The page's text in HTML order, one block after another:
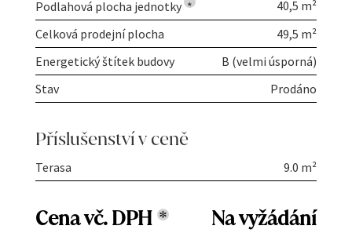
Podlahová plocha jednotky *
40,5 m²
Celková prodejní plocha
49,5 m²
Energetický štítek budovy
B (velmi úsporná)
Stav
Prodáno
Příslušenství v ceně
Terasa 9.0 m²
Cena vč. DPH * Na vyžádání